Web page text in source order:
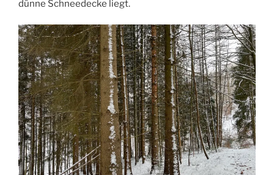
dünne Schneedecke liegt.